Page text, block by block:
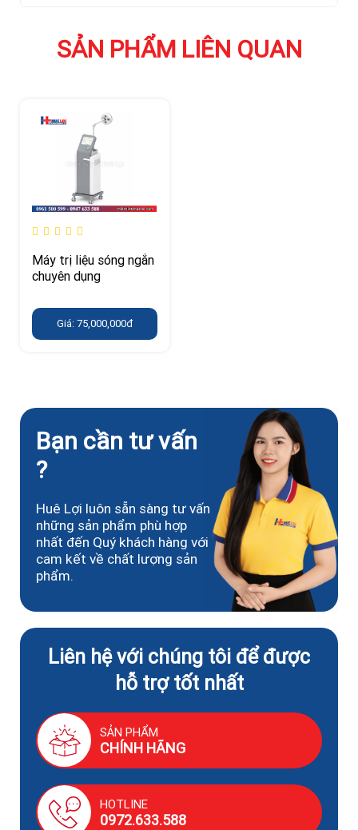
SẢN PHẨM LIÊN QUAN
Máy trị liệu sóng ngắn
chuyên dụng
Giá: 75,000,000đ
Bạn cần tư vấn
?
Huê Lợi luôn sẵn sàng tư vấn
những sản phẩm phù hợp
nhất đến Quý khách hàng với
cam kết về chất lượng sản
phẩm.
Liên hệ với chúng tôi để được
hỗ trợ tốt nhất
SẢN PHẨM
CHÍNH HÃNG
HOTLINE
0972.633.588